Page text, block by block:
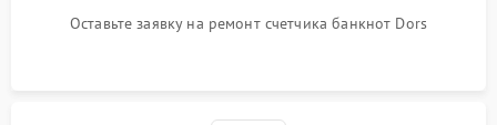
Оставьте заявку на ремонт счетчика банкнот Dors